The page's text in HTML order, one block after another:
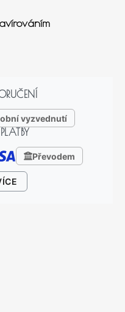
vyzvednutí
Převodem